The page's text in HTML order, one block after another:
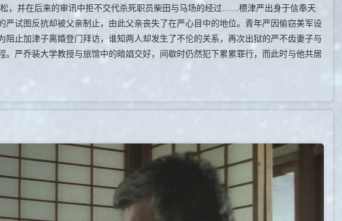
并在后来的审讯中拒不交代杀死职员柴田与马场的经过……槚津严出身于信奉天
试图反抗却被父亲制止，由此父亲丧失了在严心目中的地位。青年严因偷窃美军设
止加津子离婚登门拜访，谁知两人却发生了不伦的关系，再次出狱的严不齿妻子与
严乔装大学教授与旅馆中的暗娼交好，间歇时仍然犯下累累罪行，而此时与他共居